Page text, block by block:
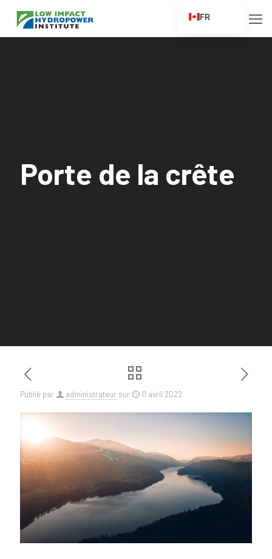
Porte de la crête
Publié par administrateur sur 11 avril 2022
FR
EN